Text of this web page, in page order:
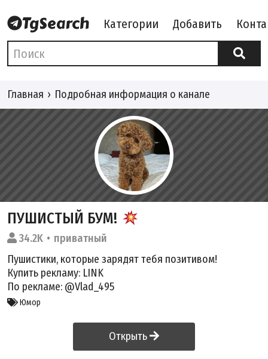
Категории Добавить
Главная Подробная информация о канале
ПУШИСТЫЙ БУМ!
34.2K
приватный
Пушистики, которые зарядят тебя позитивом!
Купить рекламу: LINK
По рекламе: @Vlad_495
Юмор
Открыть